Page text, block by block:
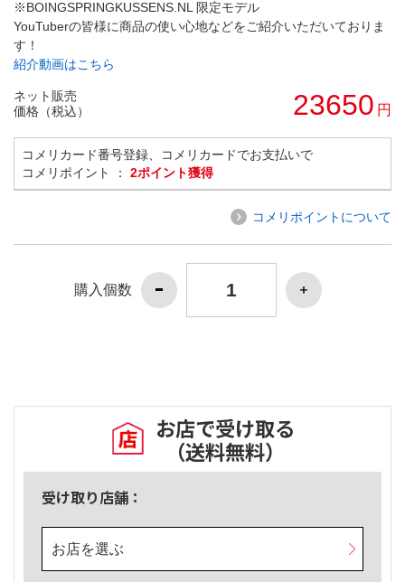
※BOINGSPRINGKUSSENS.NL 限定モデル
YouTuberの皆様に商品の使い心地などをご紹介いただいておりま
す！
紹介動画はこちら
ネット販売
価格（税込）
23650 円
コメリカード番号登録、コメリカードでお支払いで
コメリポイント ： 2ポイント獲得
コメリポイントについて
購入個数
お店で受け取る
（送料無料）
受け取り店舗：
お店を選ぶ